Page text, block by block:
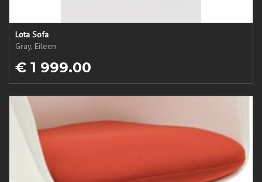
Lota Sofa
Gray, Eileen
€ 1 999.00